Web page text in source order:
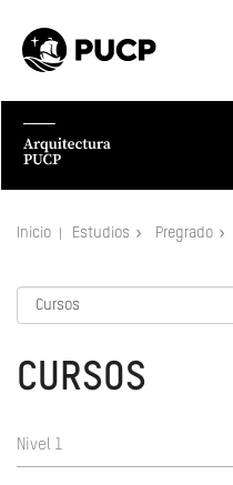
Inicio Estudios Pregrado
CURSOS
Nivel 1